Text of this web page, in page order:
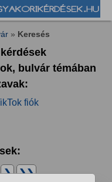
» Keresés
bulvár témában
fiók
❯ ❯❯